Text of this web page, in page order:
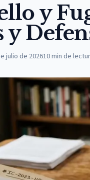
y
y
julio de 202610min de